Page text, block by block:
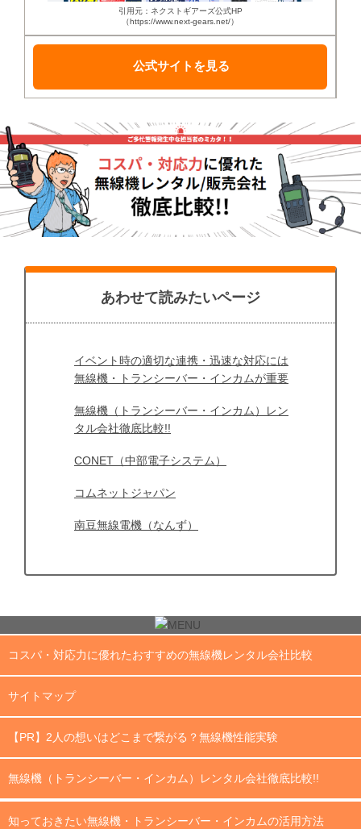
引用元：ネクストギアーズ公式HP
（https://www.next-gears.net/）
公式サイトを見る
あわせて読みたいページ
イベント時の適切な連携・迅速な対応には
無線機・トランシーバー・インカムが重要
無線機（トランシーバー・インカム）レン
タル会社徹底比較!!
CONET（中部電子システム）
コムネットジャパン
南豆無線電機（なんず）
コスパ・対応力に優れたおすすめの無線機レンタル会社比較
サイトマップ
【PR】2人の想いはどこまで繋がる？無線機性能実験
無線機（トランシーバー・インカム）レンタル会社徹底比較!!
知っておきたい無線機・トランシーバー・インカムの活用方法